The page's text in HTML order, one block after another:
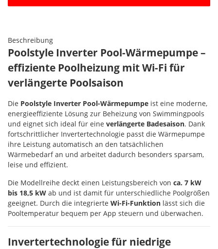
Beschreibung
Poolstyle Inverter Pool-Wärmepumpe –
effiziente Poolheizung mit Wi-Fi für
verlängerte Poolsaison
Die Poolstyle Inverter Pool-Wärmepumpe ist eine moderne,
energieeffiziente Lösung zur Beheizung von Swimmingpools
und eignet sich ideal für eine verlängerte Badesaison. Dank
fortschrittlicher Invertertechnologie passt die Wärmepumpe
ihre Leistung automatisch an den tatsächlichen
Wärmebedarf an und arbeitet dadurch besonders sparsam,
leise und effizient.
Die Modellreihe deckt einen Leistungsbereich von ca. 7 kW
bis 18,5 kW ab und ist damit für unterschiedliche Poolgrößen
geeignet. Durch die integrierte Wi-Fi-Funktion lässt sich die
Pooltemperatur bequem per App steuern und überwachen.
Invertertechnologie für niedrige